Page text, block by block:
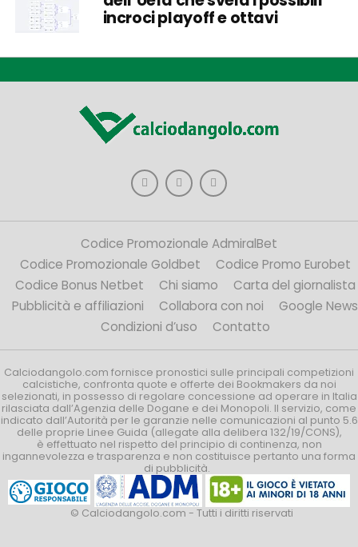
incroci playoff e ottavi
Codice Promozionale AdmiralBet
Codice Promozionale Goldbet
Codice Promo Eurobet
Codice Bonus Netbet
Chi siamo
Carta del giornalista
Pubblicità e affiliazioni
Collabora con noi
Google News
Condizioni d’uso
Contatto
Calciodangolo.com fornisce pronostici sulle principali competizioni
calcistiche, confronta quote e offerte dei Bookmakers da noi
selezionati, in possesso di regolare concessione ad operare in Italia
rilasciata dall’Agenzia delle Dogane e dei Monopoli. Il servizio, come
indicato dall’Autorità per le garanzie nelle comunicazioni al punto 5.6
delle proprie Linee Guida (allegate alla delibera 132/19/CONS),
è effettuato nel rispetto del principio di continenza, non
ingannevolezza e trasparenza e non costituisce pertanto una forma
di pubblicità.
© Calciodangolo.com - Tutti i diritti riservati